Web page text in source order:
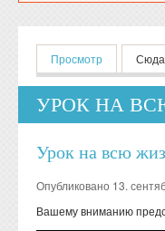
Главные вкладки
Просмотр (активная
Сюда
УРОК НА
Урок на всю
Опубликовано 13.
Вашему вниманию